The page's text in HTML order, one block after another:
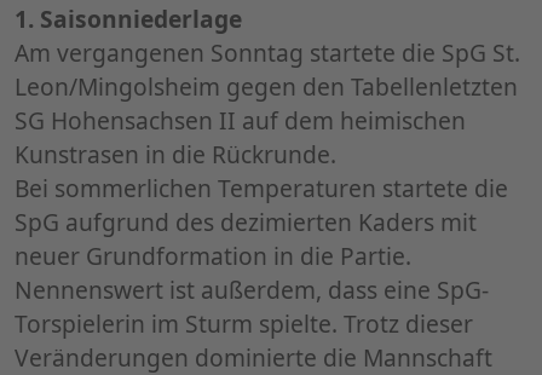
1. Saisonniederlage
Am vergangenen Sonntag startete die SpG St.
Leon/Mingolsheim gegen den Tabellenletzten
SG Hohensachsen II auf dem heimischen
Kunstrasen in die Rückrunde.
Bei sommerlichen Temperaturen startete die
SpG aufgrund des dezimierten Kaders mit
neuer Grundformation in die Partie.
Nennenswert ist außerdem, dass eine SpG-
Torspielerin im Sturm spielte. Trotz dieser
Veränderungen dominierte die Mannschaft